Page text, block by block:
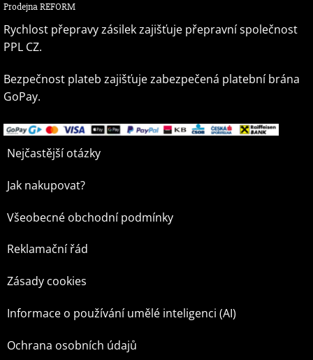
Prodejna REFORM
Rychlost přepravy zásilek zajišťuje přepravní společnost
PPL CZ.
Bezpečnost plateb zajišťuje zabezpečená platební brána
GoPay.
Nejčastější otázky
Jak nakupovat?
Všeobecné obchodní podmínky
Reklamační řád
Zásady cookies
Informace o používání umělé inteligenci (AI)
Ochrana osobních údajů